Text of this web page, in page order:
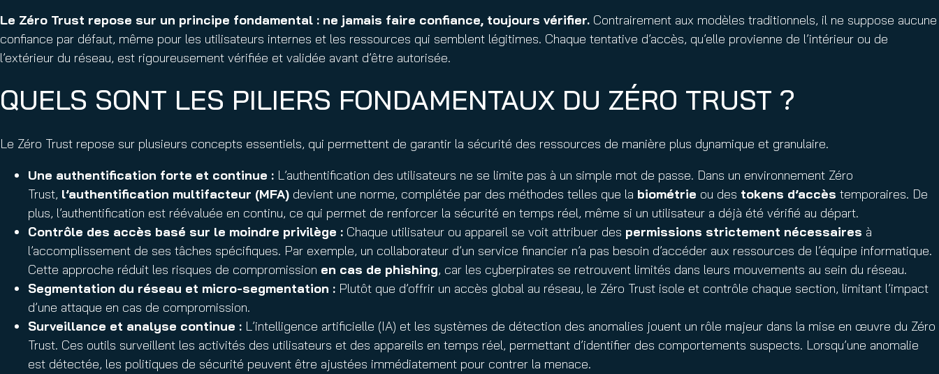
Le Zéro Trust repose sur un principe fondamental : ne jamais faire confiance, toujours vérifier. Contrairement aux modèles traditionnels, il ne suppose aucune
confiance par défaut, même pour les utilisateurs internes et les ressources qui semblent légitimes. Chaque tentative d’accès, qu’elle provienne de l’intérieur ou de
l’extérieur du réseau, est rigoureusement vérifiée et validée avant d’être autorisée.
QUELS SONT LES PILIERS FONDAMENTAUX DU ZÉRO TRUST ?
Le Zéro Trust repose sur plusieurs concepts essentiels, qui permettent de garantir la sécurité des ressources de manière plus dynamique et granulaire.
Une authentification forte et continue : L’authentification des utilisateurs ne se limite pas à un simple mot de passe. Dans un environnement Zéro
Trust, l’authentification multifacteur (MFA) devient une norme, complétée par des méthodes telles que la biométrie ou des tokens d’accès temporaires. De
plus, l’authentification est réévaluée en continu, ce qui permet de renforcer la sécurité en temps réel, même si un utilisateur a déjà été vérifié au départ.
Contrôle des accès basé sur le moindre privilège : Chaque utilisateur ou appareil se voit attribuer des permissions strictement nécessaires à
l’accomplissement de ses tâches spécifiques. Par exemple, un collaborateur d’un service financier n’a pas besoin d’accéder aux ressources de l’équipe informatique.
Cette approche réduit les risques de compromission en cas de phishing, car les cyberpirates se retrouvent limités dans leurs mouvements au sein du réseau.
Segmentation du réseau et micro-segmentation : Plutôt que d’offrir un accès global au réseau, le Zéro Trust isole et contrôle chaque section, limitant l’impact
d’une attaque en cas de compromission.
Surveillance et analyse continue : L’intelligence artificielle (IA) et les systèmes de détection des anomalies jouent un rôle majeur dans la mise en œuvre du Zéro
Trust. Ces outils surveillent les activités des utilisateurs et des appareils en temps réel, permettant d’identifier des comportements suspects. Lorsqu’une anomalie
est détectée, les politiques de sécurité peuvent être ajustées immédiatement pour contrer la menace.